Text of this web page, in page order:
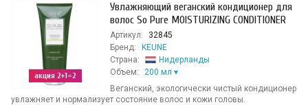
акция 2+1=2
Увлажняющий веганский кондиционер для
волос So Pure MOISTURIZING CONDITIONER
Артикул:
32845
Бренд:
KEUNE
Страна:
Нидерланды
Объем:
200 мл
Веганский, экологически чистый кондиционер
увлажняет и нормализует состояние волос и кожи головы.